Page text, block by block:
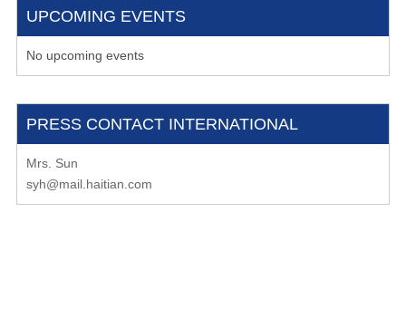
UPCOMING EVENTS
No upcoming events
PRESS CONTACT INTERNATIONAL
Mrs. Sun
syh@mail.haitian.com